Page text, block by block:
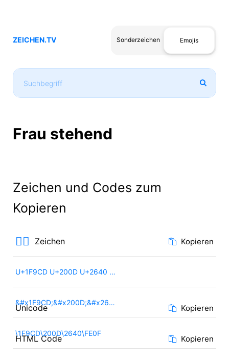
ZEICHEN.TV Sonderzeichen Emojis
Frau stehend
Zeichen und Codes zum
Kopieren
🧍‍♀️ Zeichen Kopieren
U+1F9CD U+200D U+2640 U+FE0F
Unicode Kopieren
&#x1F9CD;&#x200D;&#x2640;&#xFE0F;
HTML Code Kopieren
\1F9CD\200D\2640\FE0F